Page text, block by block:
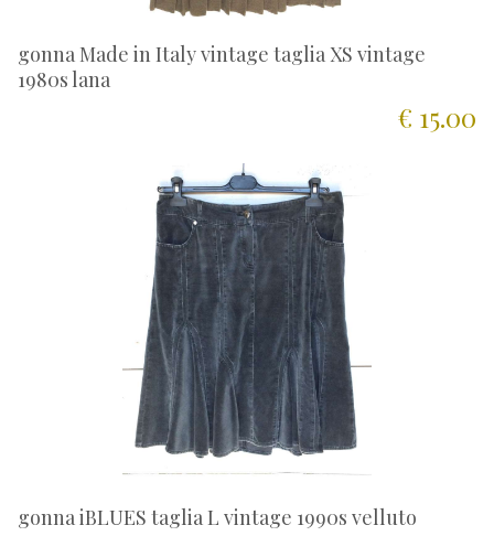
gonna Made in Italy vintage taglia XS vintage
1980s lana
€ 15.00
gonna iBLUES taglia L vintage 1990s velluto